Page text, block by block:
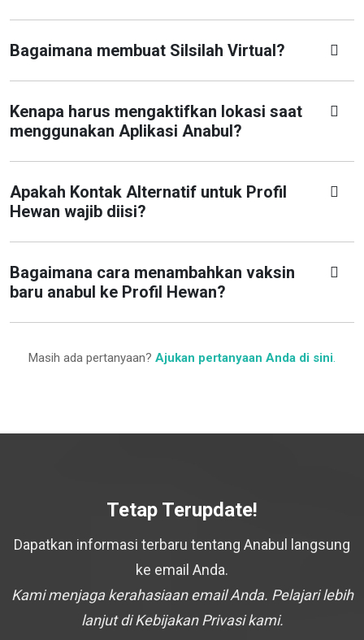
Bagaimana membuat Silsilah Virtual?
Kenapa harus mengaktifkan lokasi saat
menggunakan Aplikasi Anabul?
Apakah Kontak Alternatif untuk Profil
Hewan wajib diisi?
Bagaimana cara menambahkan vaksin
baru anabul ke Profil Hewan?
Masih ada pertanyaan? Ajukan pertanyaan Anda di sini.
Tetap Terupdate!
Dapatkan informasi terbaru tentang Anabul langsung
ke email Anda.
Kami menjaga kerahasiaan email Anda. Pelajari lebih
lanjut di Kebijakan Privasi kami.